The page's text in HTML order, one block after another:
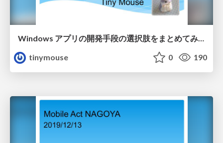
Windows アプリの開発手段の選択肢をまとめてみた
tinymouse
0 190